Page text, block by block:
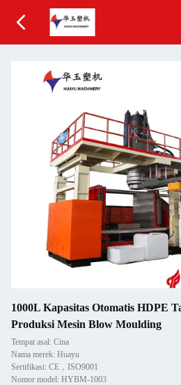
1000L Kapasitas Otomatis HDPE
Produksi Mesin Blow Moulding
Tempat asal: Cina
Nama merek: Huayu
Sertifikasi: CE，ISO9001
Nomor model: HYBM-1003